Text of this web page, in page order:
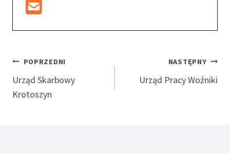
Nawigacja
Wpisu
POPRZEDNI
Urząd Skarbowy
Krotoszyn
NASTĘPNY
Urząd Pracy Woźniki